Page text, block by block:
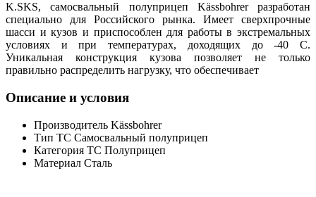
K.SKS, самосвальный полуприцеп Kässbohrer разработан
специально для Российского рынка. Имеет сверхпрочные
шасси и кузов и приспособлен для работы в экстремальных
условиях и при температурах, доходящих до -40 С.
Уникальная конструкция кузова позволяет не только
правильно распределить нагрузку, что обеспечивает
Описание и условия
Производитель Kässbohrer
Тип ТС Самосвальный полуприцеп
Категория ТС Полуприцеп
Материал Сталь